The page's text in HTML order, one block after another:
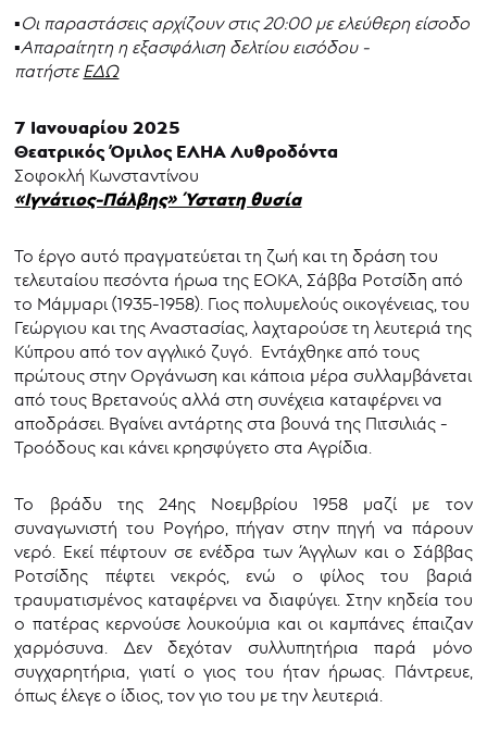
▪Οι παραστάσεις αρχίζουν στις 20:00 με ελεύθερη είσοδο
▪Απαραίτητη η εξασφάλιση δελτίου εισόδου -
πατήστεΕΔΩ
7 Ιανουαρίου 2025
Θεατρικός Όμιλος ΕΛΗΑ Λυθροδόντα
Σοφοκλή Κωνσταντίνου
«Ιγνάτιος-Πάλβης» Ύστατη θυσία
Το έργο αυτό πραγματεύεται τη ζωή και τη δράση του
τελευταίου πεσόντα ήρωα της ΕΟΚΑ, Σάββα Ροτσίδη από
το Μάμμαρι (1935-1958). Γιος πολυμελούς οικογένειας, του
Γεώργιου και της Αναστασίας, λαχταρούσε τη λευτεριά της
Κύπρου από τον αγγλικό ζυγό. Εντάχθηκε από τους
πρώτους στην Οργάνωση και κάποια μέρα συλλαμβάνεται
από τους Βρετανούς αλλά στη συνέχεια καταφέρνει να
αποδράσει. Βγαίνει αντάρτης στα βουνά της Πιτσιλιάς -
Τροόδους και κάνει κρησφύγετο στα Αγρίδια.
Το βράδυ της 24ης Νοεμβρίου 1958 μαζί με τον
συναγωνιστή του Ρογήρο, πήγαν στην πηγή να πάρουν
νερό. Εκεί πέφτουν σε ενέδρα των Άγγλων και ο Σάββας
Ροτσίδης πέφτει νεκρός, ενώ ο φίλος του βαριά
τραυματισμένος καταφέρνει να διαφύγει. Στην κηδεία του
ο πατέρας κερνούσε λουκούμια και οι καμπάνες έπαιζαν
χαρμόσυνα. Δεν δεχόταν συλλυπητήρια παρά μόνο
συγχαρητήρια, γιατί ο γιος του ήταν ήρωας. Πάντρευε,
όπως έλεγε ο ίδιος, τον γιο του με την λευτεριά.